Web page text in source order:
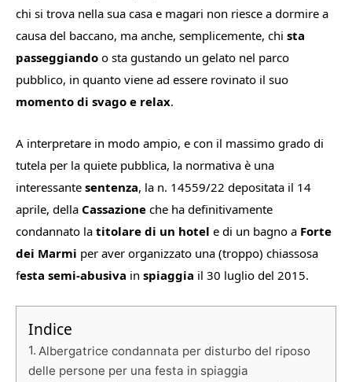
chi si trova nella sua casa e magari non riesce a dormire a
causa del baccano, ma anche, semplicemente, chi sta
passeggiando o sta gustando un gelato nel parco
pubblico, in quanto viene ad essere rovinato il suo
momento di svago e relax.
A interpretare in modo ampio, e con il massimo grado di
tutela per la quiete pubblica, la normativa è una
interessante sentenza, la n. 14559/22 depositata il 14
aprile, della Cassazione che ha definitivamente
condannato la titolare di un hotel e di un bagno a Forte
dei Marmi per aver organizzato una (troppo) chiassosa
festa semi-abusiva in spiaggia il 30 luglio del 2015.
Indice
Albergatrice condannata per disturbo del riposo
delle persone per una festa in spiaggia